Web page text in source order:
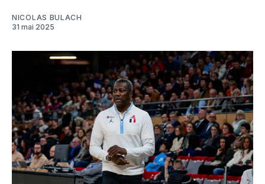
NICOLAS BULACH
31 mai 2025